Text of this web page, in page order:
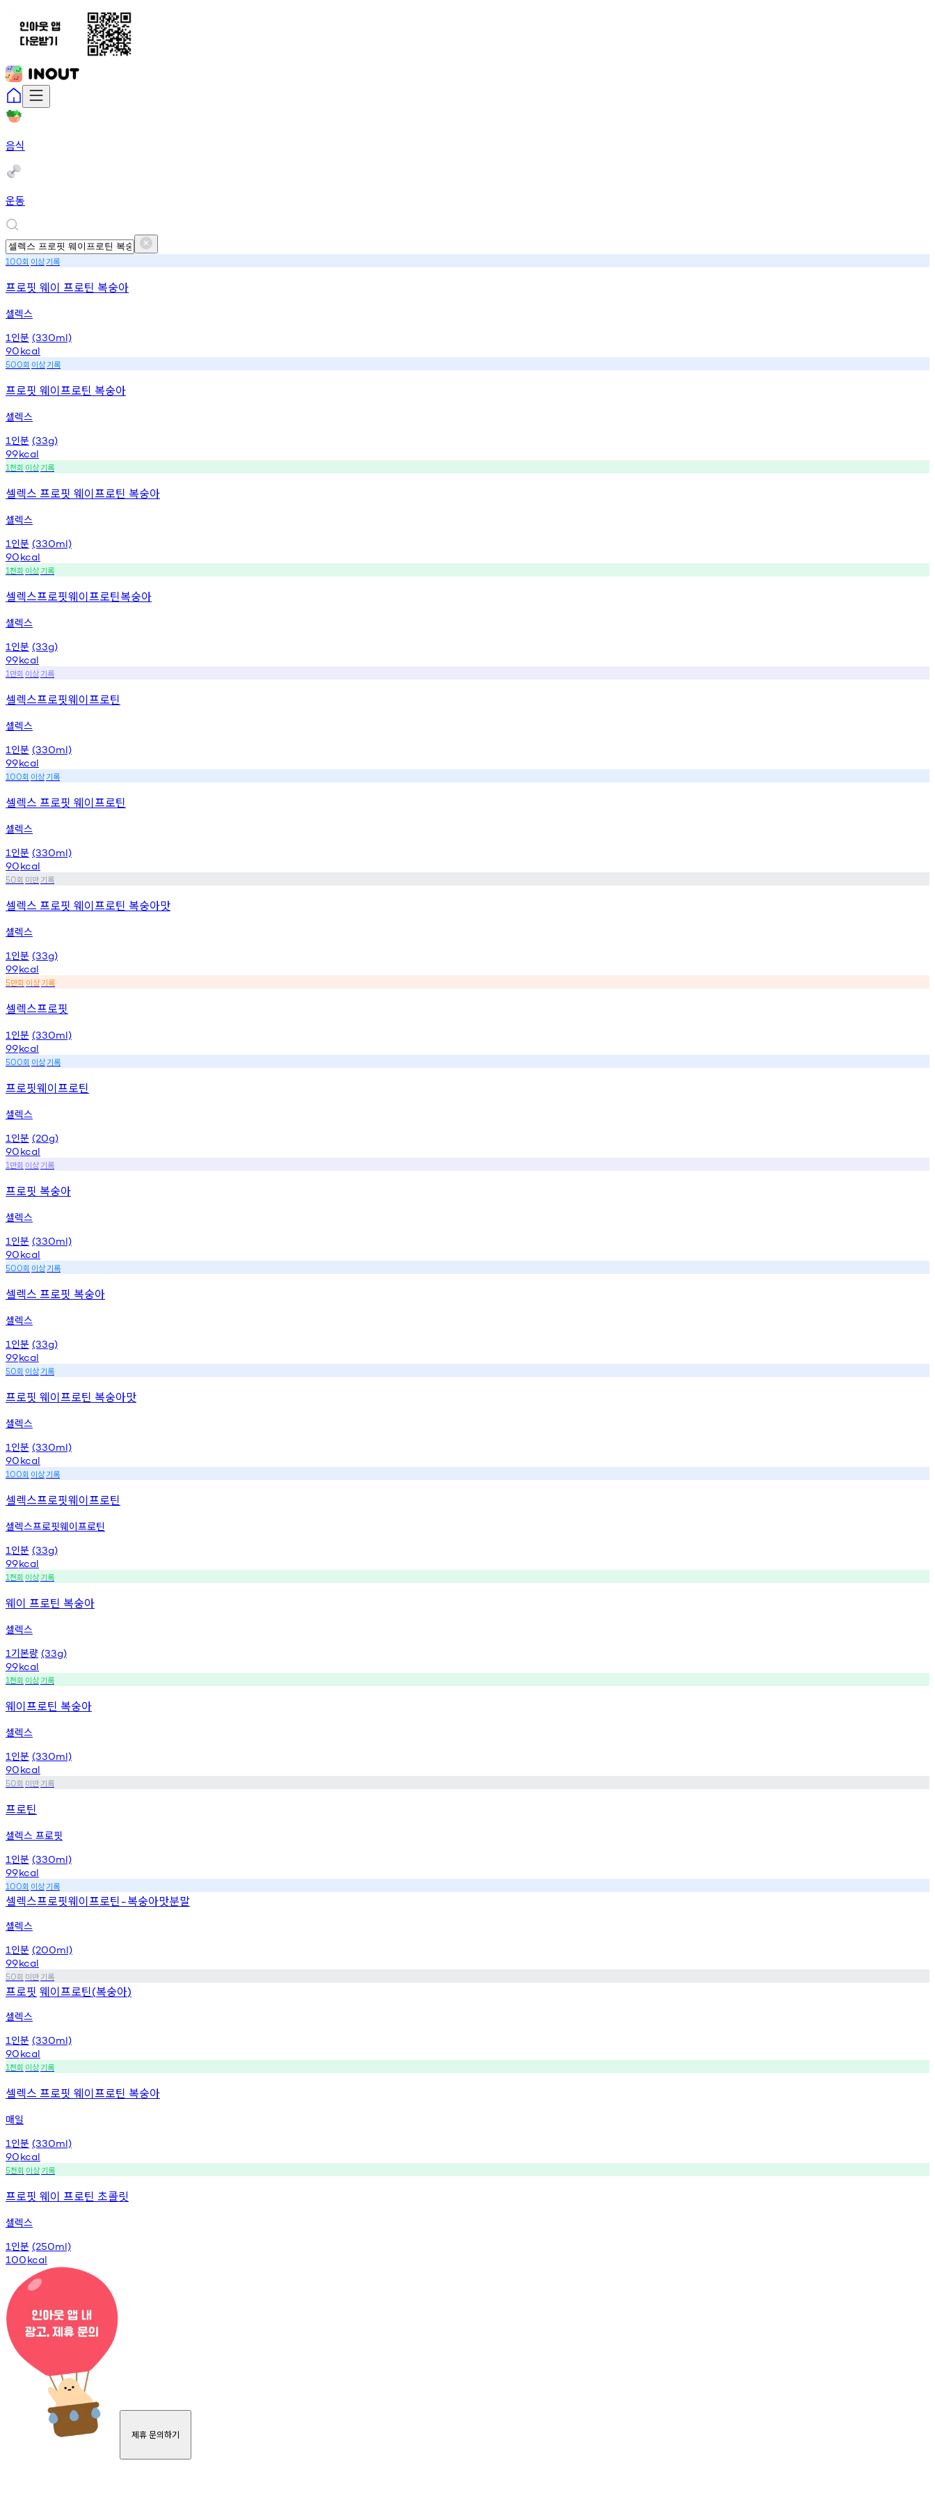
음식
운동
100회 이상기록
프로핏 웨이 프로틴 복숭아
셀렉스
1 인분 (330ml)
90kcal
500회 이상기록
프로핏 웨이프로틴 복숭아
셀렉스
1 인분 (33g)
99kcal
1천회 이상기록
셀렉스 프로핏 웨이프로틴 복숭아
셀렉스
1 인분 (330ml)
90kcal
1천회 이상기록
셀렉스프로핏웨이프로틴복숭아
셀렉스
1 인분 (33g)
99kcal
1 만회 이상기록
셀렉스프로핏웨이프로틴
셀렉스
1 인분 (330ml)
99kcal
100회 이상기록
셀렉스 프로핏 웨이프로틴
셀렉스
1 인분 (330ml)
90kcal
50회 미만기록
셀렉스 프로핏 웨이프로틴 복숭아맛
셀렉스
1 인분 (33g)
99kcal
5만회 이상기록
셀렉스프로핏
1 인분 (330ml)
99kcal
500회 이상기록
프로핏웨이프로틴
셀렉스
1 인분 (20g)
90kcal
1 만회 이상기록
프로핏 복숭아
셀렉스
1 인분 (330ml)
90kcal
500회 이상기록
셀렉스 프로핏 복숭아
셀렉스
1 인분 (33g)
99kcal
50회 이상기록
프로핏 웨이프로틴 복숭아맛
셀렉스
1 인분 (330ml)
90kcal
100회 이상기록
셀렉스프로핏웨이프로틴
셀렉스프로핏웨이프로틴
1 인분 (33g)
99kcal
1천회 이상기록
웨이 프로틴 복숭아
셀렉스
1 기본량 (33g)
99kcal
1천회 이상기록
웨이프로틴 복숭아
셀렉스
1 인분 (330ml)
90kcal
50회 미만기록
프로틴
셀렉스 프로핏
1 인분 (330ml)
99kcal
100회 이상기록
셀렉스프로핏웨이프로틴 -복숭아맛분말
셀렉스
1 인분 (200ml)
99kcal
50회 미만기록
프로핏 웨이프로틴(복숭아)
셀렉스
1 인분 (330ml)
90kcal
1천회 이상기록
셀렉스 프로핏 웨이프로틴 복숭아
매일
1 인분 (330ml)
90kcal
5천회 이상기록
프로핏 웨이 프로틴 초콜릿
셀렉스
1 인분 (250ml)
100kcal
제휴 문의하기